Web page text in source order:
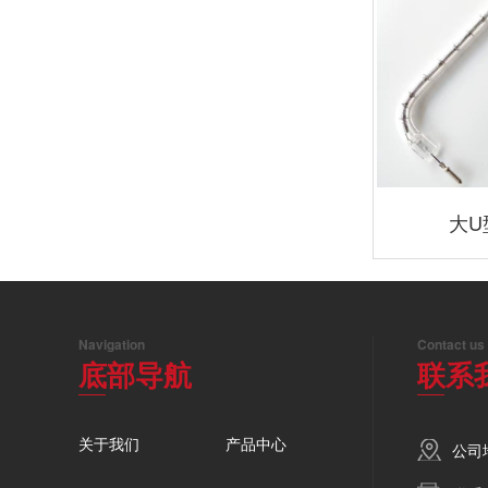
大
Navigation
底部导航
关于我们 产品中心
Contact us
联系
公司